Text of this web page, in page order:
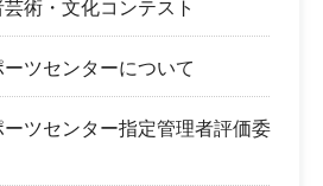
術・文化コンテスト
ツセンターについて
ツセンター指定管理者評価委